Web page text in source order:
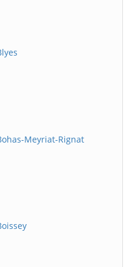
Meyriat-Rignat